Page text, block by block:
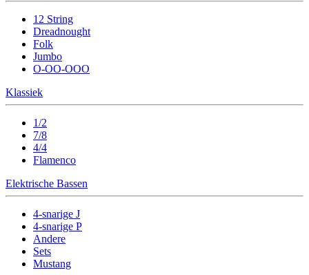
12 String
Dreadnought
Folk
Jumbo
O-OO-OOO
Klassiek
1/2
7/8
4/4
Flamenco
Elektrische Bassen
4-snarige J
4-snarige P
Andere
Sets
Mustang